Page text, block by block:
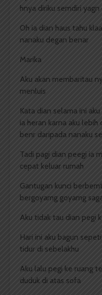
hnya diriku semdiri
Oh ia dian haus tahu
nanaku degan benar
Marika
Aku akan membaritau
menluis
Kata dian selama ini
ia heran karna aku
benr daripada nanaku
Tadi pagi dian peegi ia
cepat keluar rumah
Gantugan kunci
bergoyamg goyamg
Aku tidak tau dian pegi
Hari ini aku bagun
tidur di sebelakhu
Aku lalu pegi ke ruang
duduk di atas sofa